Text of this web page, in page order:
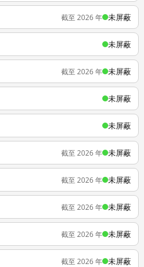
截至 2026 年 未屏蔽
未屏蔽
截至 2026 年 未屏蔽
未屏蔽
未屏蔽
截至 2026 年 未屏蔽
截至 2026 年 未屏蔽
截至 2026 年 未屏蔽
截至 2026 年 未屏蔽
截至 2026 年 未屏蔽